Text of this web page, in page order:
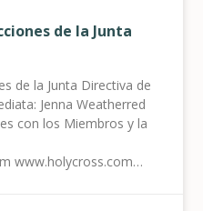
de la Junta
de la Junta Directiva de
Jenna Weatherred
con los Miembros y la
www.holycross.com